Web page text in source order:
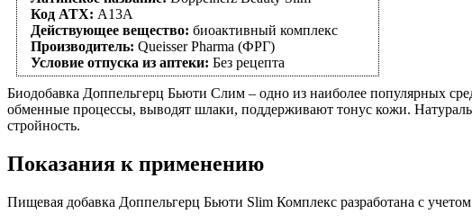
Код АТХ: A13A
Действующее вещество: биоактивный комплекс
Производитель: Queisser Pharma (ФРГ)
Условие отпуска из аптеки: Без рецепта
Биодобавка Доппельгерц Бьюти Слим – одно из наиболее популярных
обменные процессы, выводят шлаки, поддерживают тонус кожи.
стройность.
Показания к применению
Пищевая добавка Доппельгерц Бьюти Slim Комплекс разработана с